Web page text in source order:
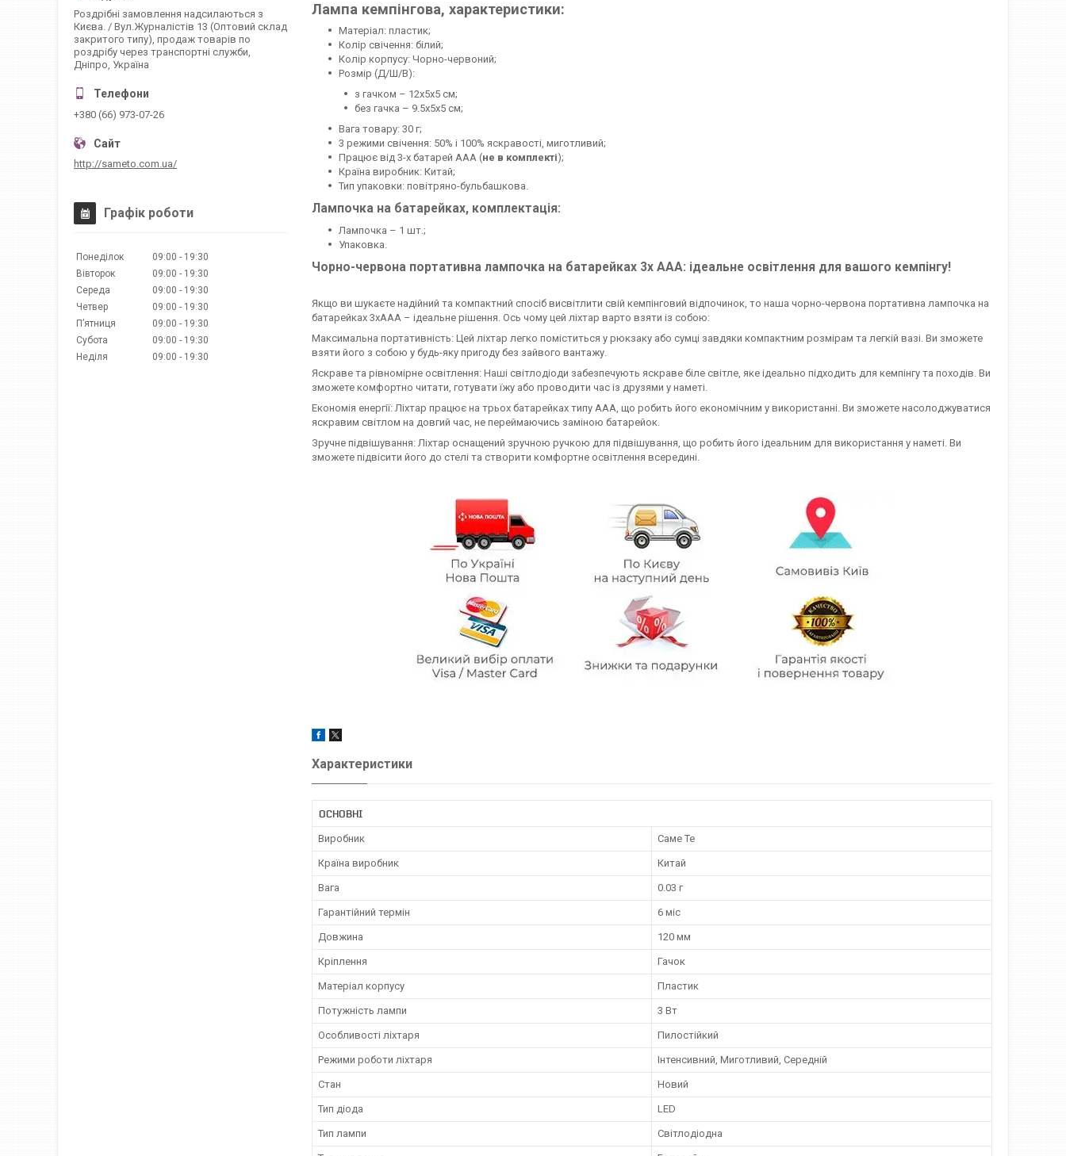
Лампа кемпінгова, характеристики:
Матеріал: пластик;
Колір свічення: білий;
Колір корпусу: Чорно-червоний;
Розмір (Д/Ш/В):
з гачком – 12х5х5 см;
без гачка – 9.5х5х5 см;
Вага товару: 30 г;
3 режими свічення: 50% і 100% яскравості, миготливий;
Працює від 3-х батарей ААА (не в комплекті);
Країна виробник: Китай;
Тип упаковки: повітряно-бульбашкова.
Лампочка на батарейках, комплектація:
Лампочка – 1 шт.;
Упаковка.
Чорно-червона портативна лампочка на батарейках 3х AAA: ідеальне освітлення для вашого кемпінгу!
Якщо ви шукаєте надійний та компактний спосіб висвітлити свій кемпінговий відпочинок, то наша чорно-червона портативна лампочка на
батарейках 3хAAA – ідеальне рішення. Ось чому цей ліхтар варто взяти із собою:
Максимальна портативність: Цей ліхтар легко поміститься у рюкзаку або сумці завдяки компактним розмірам та легкій вазі. Ви зможете
взяти його з собою у будь-яку пригоду без зайвого вантажу.
Яскраве та рівномірне освітлення: Наші світлодіоди забезпечують яскраве біле світле, яке ідеально підходить для кемпінгу та походів. Ви
зможете комфортно читати, готувати їжу або проводити час із друзями у наметі.
Економія енергії: Ліхтар працює на трьох батарейках типу AAA, що робить його економічним у використанні. Ви зможете насолоджуватися
яскравим світлом на довгий час, не переймаючись заміною батарейок.
Зручне підвішування: Ліхтар оснащений зручною ручкою для підвішування, що робить його ідеальним для використання у наметі. Ви
зможете підвісити його до стелі та створити комфортне освітлення всередині.
Характеристики
ОСНОВНІ
Виробник Саме Те
Країна виробник Китай
Вага 0.03 г
Гарантійний термін 6 міс
Довжина 120 мм
Кріплення Гачок
Матеріал корпусу Пластик
Потужність лампи 3 Вт
Особливості ліхтаря Пилостійкий
Режими роботи ліхтаря Інтенсивний, Миготливий, Середній
Стан Новий
Тип діода LED
Тип лампи Світлодіодна
Роздрібні замовлення надсилаються з
Києва. / Вул.Журналістів 13 (Оптовий склад
закритого типу), продаж товарів по
роздрібу через транспортні служби,
Дніпро, Україна
+380 (66) 973-07-26
http://sameto.com.ua/
Графік роботи
Понеділок 09:00
19:30
Вівторок
09:00
19:30
Середа
09:00
19:30
Четвер
09:00
19:30
Пʼятниця
09:00
19:30
Субота
09:00
19:30
Неділя
09:00 19:30